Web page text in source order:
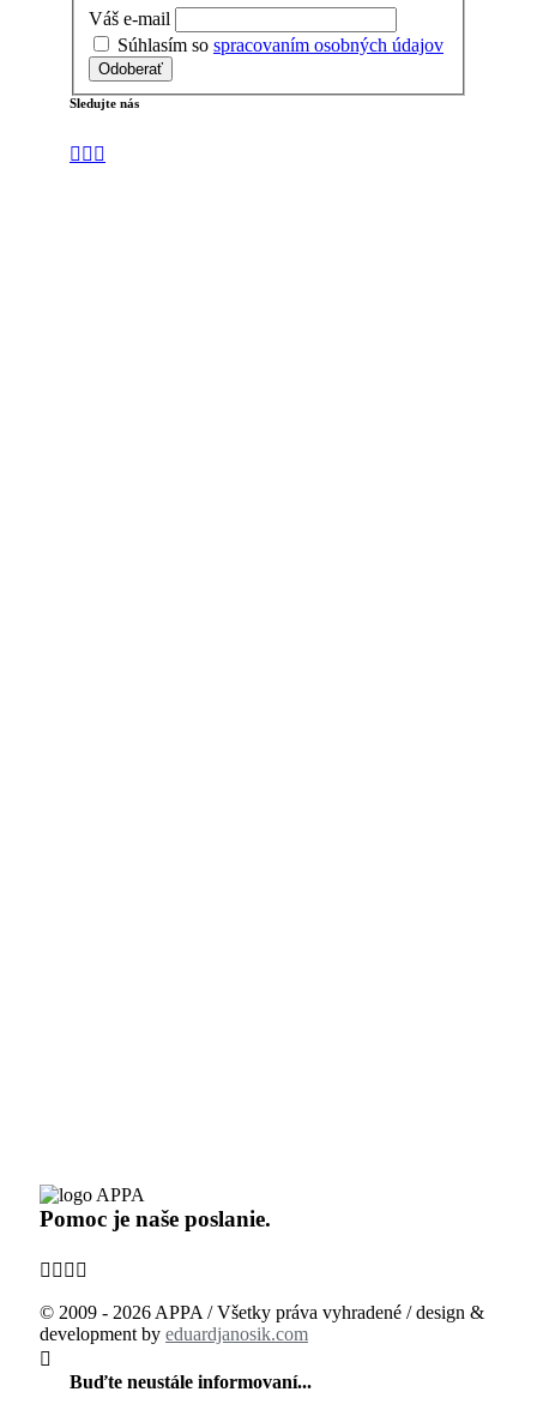
Váš e-mail
Súhlasím so spracovaním osobných údajov
Odoberať
Sledujte nás
Pomoc je naše poslanie.
© 2009 - 2026 APPA / Všetky práva vyhradené / design &
development by eduardjanosik.com
Buďte neustále informovaní...